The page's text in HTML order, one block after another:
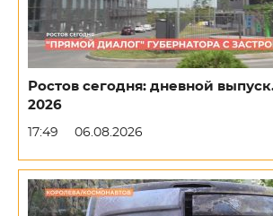
Ростов сегодня: дневной
2026
17:49 06.08.2026